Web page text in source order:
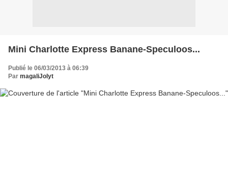
Mini Charlotte Express Banane-Speculoos...
Publié le 06/03/2013 à 06:39
Par magaliJolyt